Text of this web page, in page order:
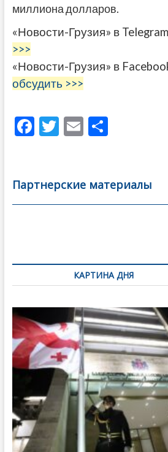
миллиона долларов.
«Новости-Грузия» в
>>>
«Новости-Грузия» в
обсудить >>>
F
b
o
T
er
E
l
О
а
в
Партнерские материалы
по
записямКАРТИНА ДНЯ